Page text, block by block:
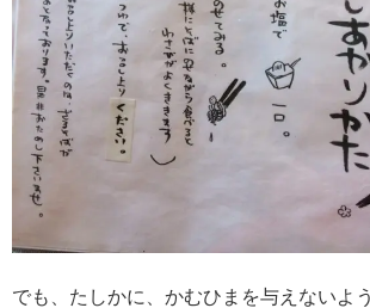
でも、たしかに、かむひまを与えないよ